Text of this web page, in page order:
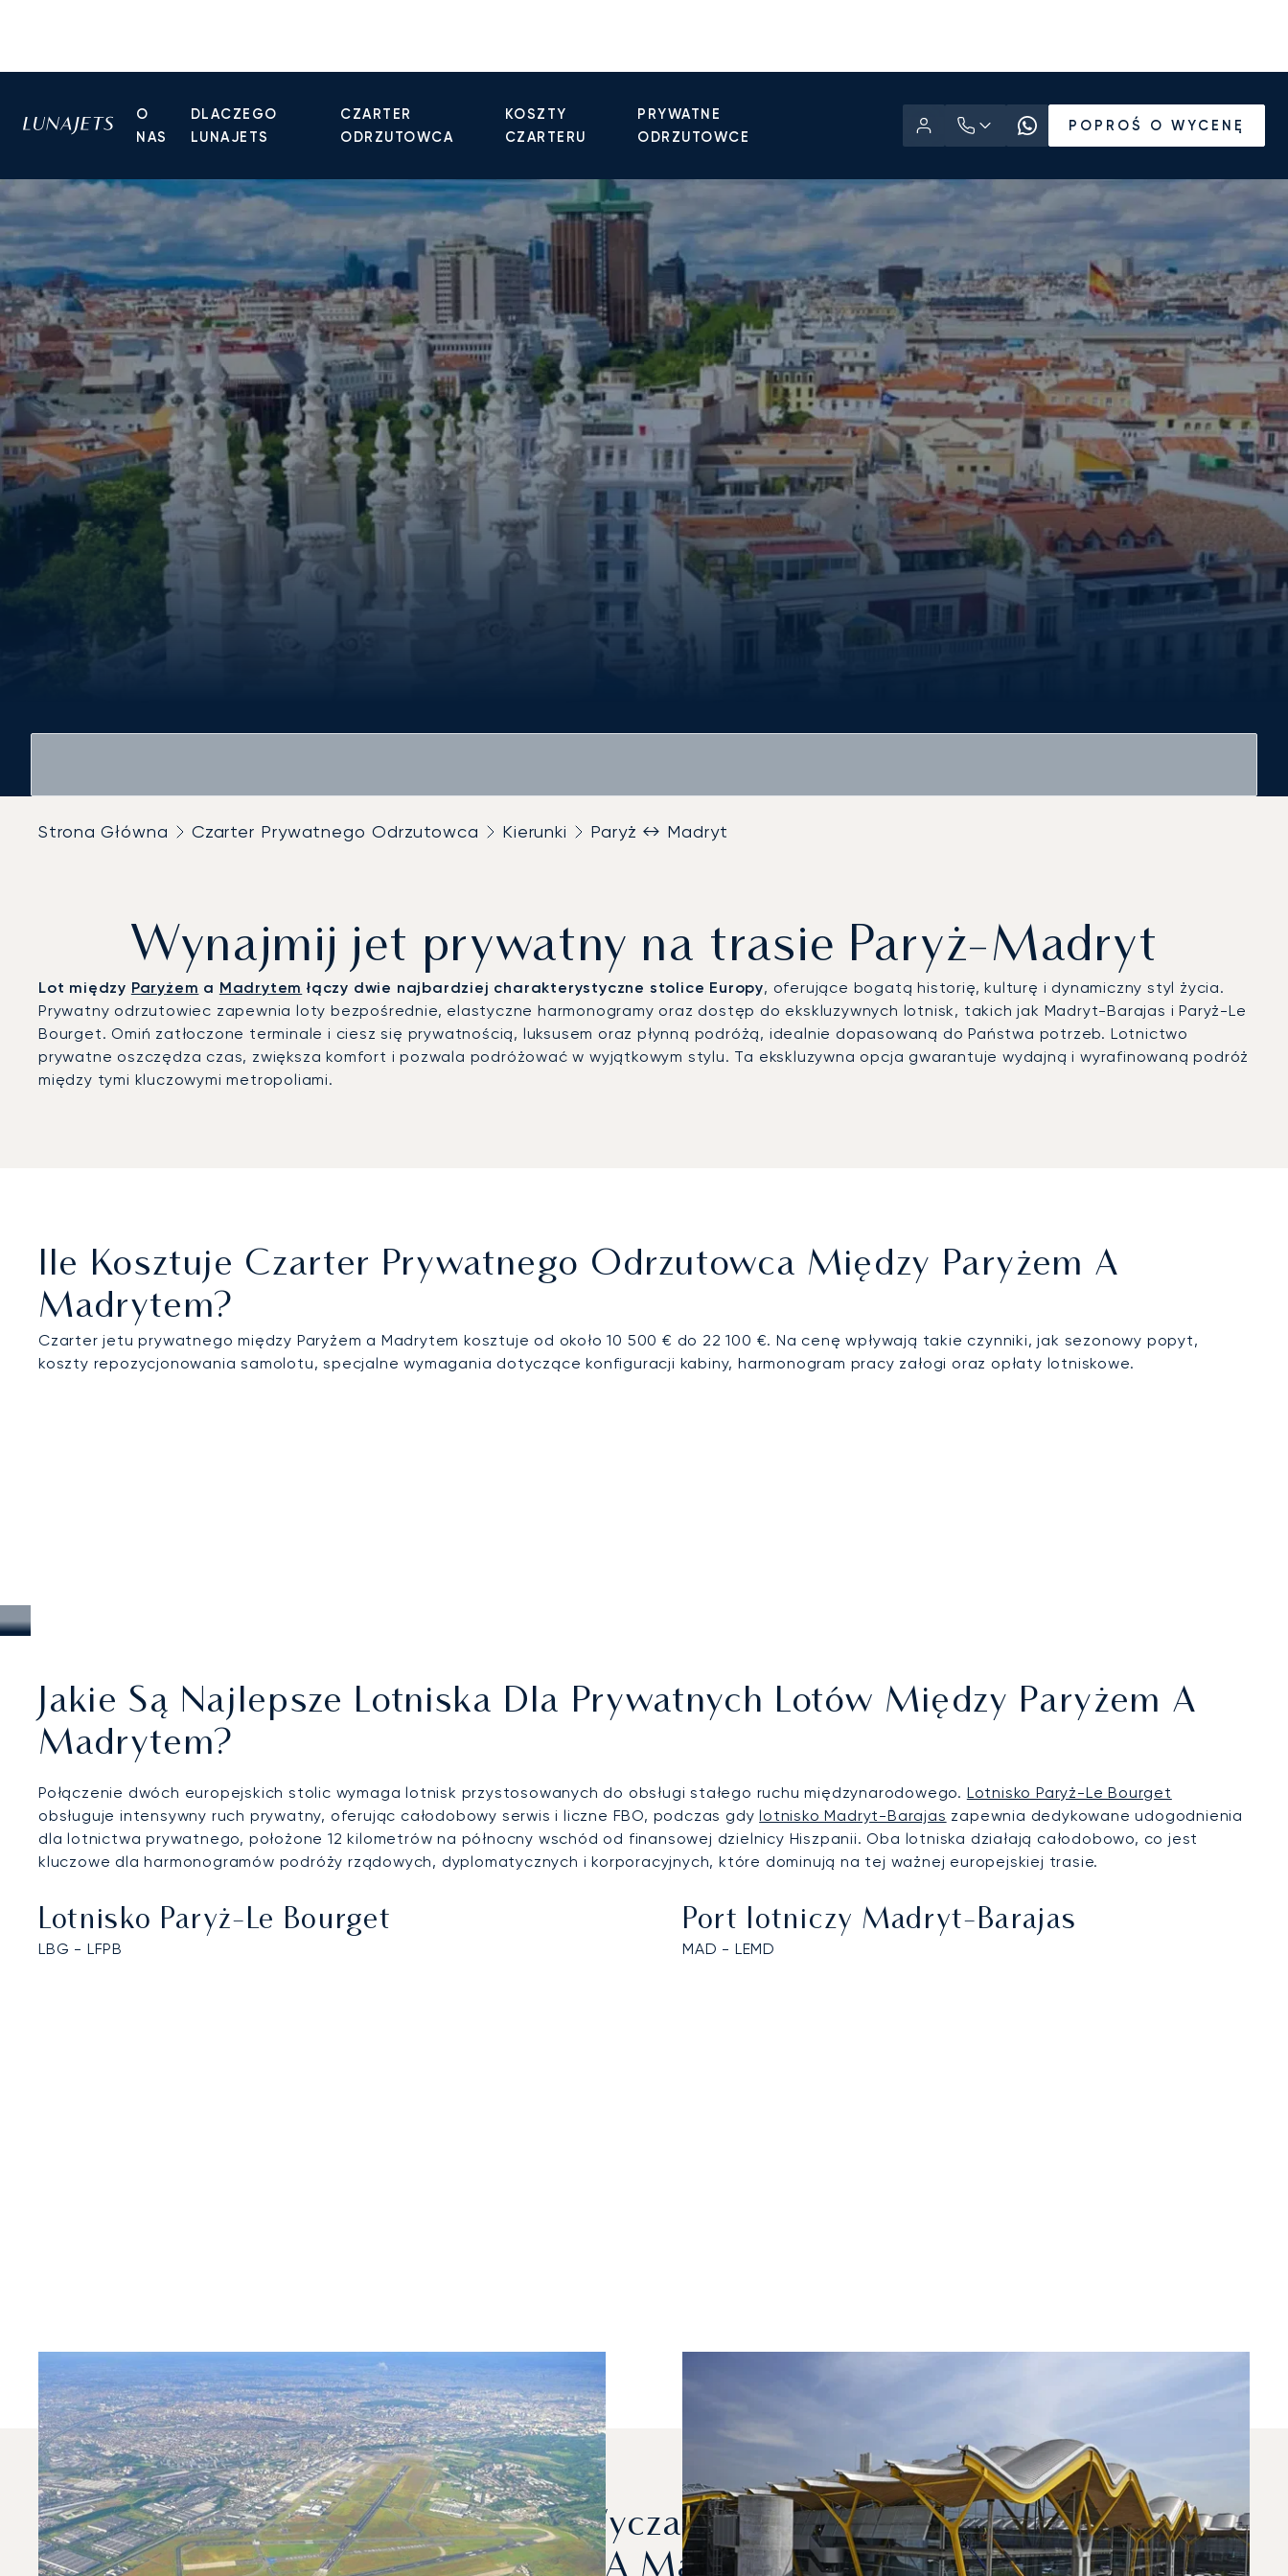
O
NAS
DLACZEGO
LUNAJETS
CZARTER
ODRZUTOWCA
KOSZTY
CZARTERU
PRYWATNE
ODRZUTOWCE
POPROŚ O WYCENĘ
Strona Główna Czarter Prywatnego Odrzutowca Kierunki Paryż ↔ Madryt
Wynajmij jet prywatny na trasie Paryż-Madryt
Lot między Paryżem a Madrytem łączy dwie najbardziej charakterystyczne stolice Europy, oferujące bogatą historię, kulturę i dynamiczny styl życia.
Prywatny odrzutowiec zapewnia loty bezpośrednie, elastyczne harmonogramy oraz dostęp do ekskluzywnych lotnisk, takich jak Madryt-Barajas i Paryż-Le
Bourget. Omiń zatłoczone terminale i ciesz się prywatnością, luksusem oraz płynną podróżą, idealnie dopasowaną do Państwa potrzeb. Lotnictwo
prywatne oszczędza czas, zwiększa komfort i pozwala podróżować w wyjątkowym stylu. Ta ekskluzywna opcja gwarantuje wydajną i wyrafinowaną podróż
między tymi kluczowymi metropoliami.
Ile Kosztuje Czarter Prywatnego Odrzutowca Między Paryżem A
Madrytem?
Czarter jetu prywatnego między Paryżem a Madrytem kosztuje od około 10 500 € do 22 100 €. Na cenę wpływają takie czynniki, jak sezonowy popyt,
koszty repozycjonowania samolotu, specjalne wymagania dotyczące konfiguracji kabiny, harmonogram pracy załogi oraz opłaty lotniskowe.
Jakie Są Najlepsze Lotniska Dla Prywatnych Lotów Między Paryżem A
Madrytem?
Połączenie dwóch europejskich stolic wymaga lotnisk przystosowanych do obsługi stałego ruchu międzynarodowego. Lotnisko Paryż-Le Bourget
obsługuje intensywny ruch prywatny, oferując całodobowy serwis i liczne FBO, podczas gdylotnisko Madryt-Barajas zapewnia dedykowane udogodnienia
dla lotnictwa prywatnego, położone 12 kilometrów na północny wschód od finansowej dzielnicy Hiszpanii. Oba lotniska działają całodobowo, co jest
kluczowe dla harmonogramów podróży rządowych, dyplomatycznych i korporacyjnych, które dominują na tej ważnej europejskiej trasie.
Lotnisko Paryż-Le Bourget
LBG - LFPB
Port lotniczy Madryt-Barajas
MAD - LEMD
Jakie Typy Samolotów Mogę Wyczarterować, Aby Polecieć Między
Paryżem A Madrytem?